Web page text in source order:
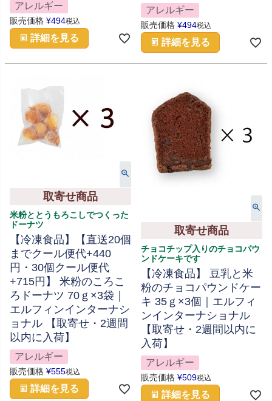
アレルギー
販売価格 ¥494税込
詳細を見る
アレルギー
販売価格 ¥494税込
詳細を見る
取寄せ商品
米粉ととうもろこしでつくった
ドーナツ
【冷凍食品】【直送20個
までクール便代+440
円・30個クール便代
+715円】 米粉のころこ
ろドーナツ 70ｇ×3袋｜
エルフィンインターナシ
ョナル 【取寄せ・2週間
以内に入荷】
アレルギー
販売価格 ¥555税込
詳細を見る
取寄せ商品
チョコチップ入りのチョコパウ
ンドケーキです
【冷凍食品】 豆乳と米
粉のチョコパウンドケー
キ 35ｇ×3個｜エルフィ
ンインターナショナル
【取寄せ・2週間以内に
入荷】
アレルギー
販売価格 ¥509税込
詳細を見る